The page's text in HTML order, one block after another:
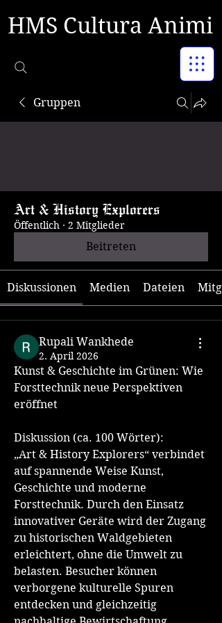
HMS Cultura Animi
Gruppen
Art & History Explorers
Öffentlich · 2 Mitglieder
Beitreten
Diskussionen Medien Dateien
Rupali Wankhede
2. April 2026
Kunst & Geschichte im Grünen: Wie
Forsttechnik neue Perspektiven
eröffnet
Diskussion (ca. 100 Wörter):
„Art & History Explorers“ verbindet
auf spannende Weise Kunst,
Geschichte und moderne
Forsttechnik. Durch den Einsatz
innovativer Geräte wird der Zugang
zu historischen Waldgebieten
erleichtert, ohne die Umwelt zu
belasten. Besucher können
verborgene kulturelle Spuren
entdecken und gleichzeitig